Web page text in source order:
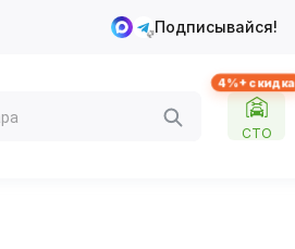
Подписывайся!
4%+ скидка
СТО